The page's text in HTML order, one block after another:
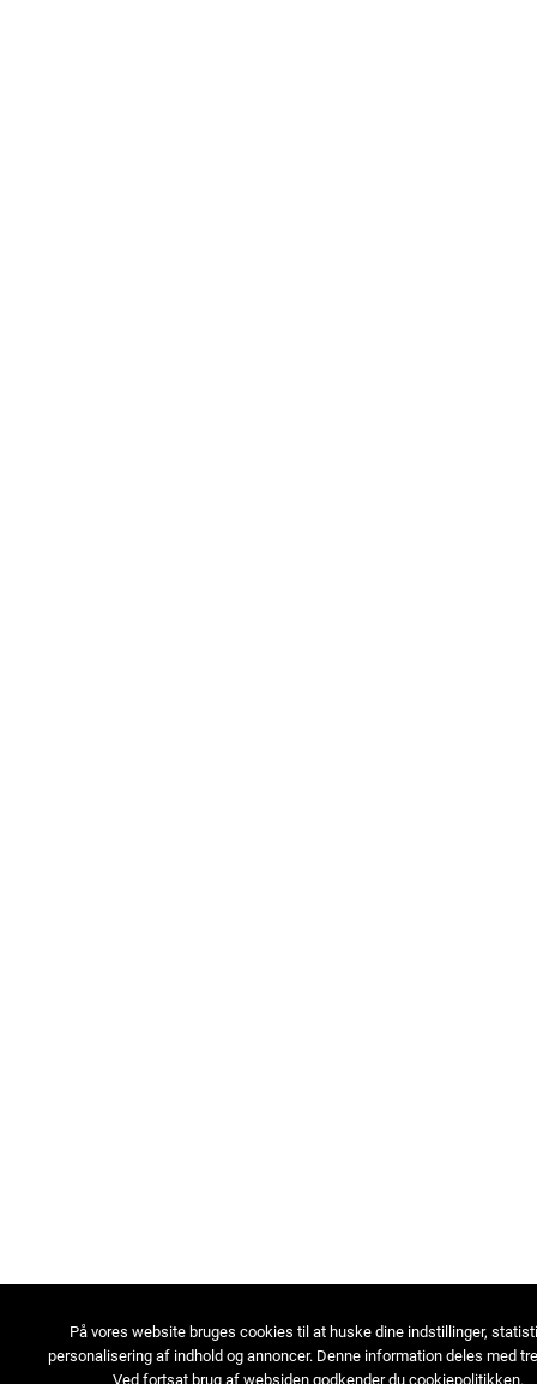
På vores website bruges cookies til at huske dine indstillinger,
personalisering af indhold og annoncer. Denne information deles med
Ved fortsat brug af websiden godkender du cookiepolitikken.